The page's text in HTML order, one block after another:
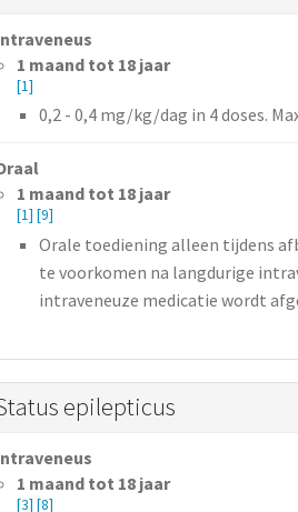
1 maand tot 18 jaar
[1]
0,2 - 0,4 mg/kg/dag in 4 doses.
1 maand tot 18 jaar
[1] [9]
Orale toediening alleen tijdens
te voorkomen na langdurige
intraveneuze medicatie wordt
epilepticus
1 maand tot 18 jaar
[3] [8]